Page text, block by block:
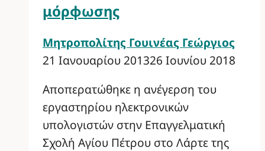
μόρφωσης
Μητροπολίτης Γουινέας Γεώργιος
21 Ιανουαρίου 201326 Ιουνίου 2018
Αποπερατώθηκε η ανέγερση του
εργαστηρίου ηλεκτρονικών
υπολογιστών στην Επαγγελματική
Σχολή Αγίου Πέτρου στο Λάρτε της